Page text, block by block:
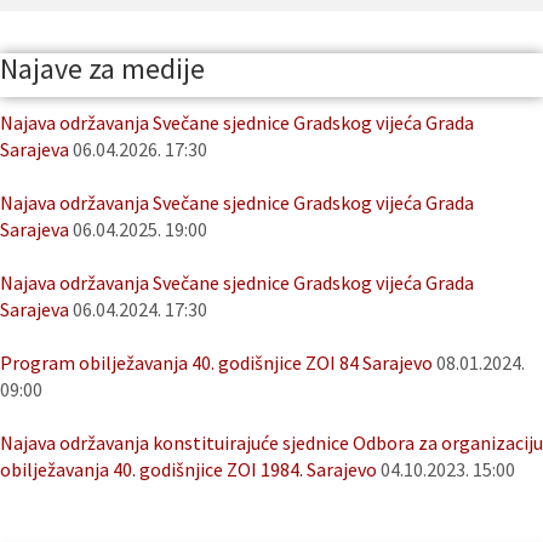
Najave za medije
Najava održavanja Svečane sjednice Gradskog vijeća Grada
Sarajeva 06.04.2026. 17:30
Najava održavanja Svečane sjednice Gradskog vijeća Grada
Sarajeva 06.04.2025. 19:00
Najava održavanja Svečane sjednice Gradskog vijeća Grada
Sarajeva 06.04.2024. 17:30
Program obilježavanja 40. godišnjice ZOI 84 Sarajevo 08.01.2024.
09:00
Najava održavanja konstituirajuće sjednice Odbora za organizaciju
obilježavanja 40. godišnjice ZOI 1984. Sarajevo 04.10.2023. 15:00